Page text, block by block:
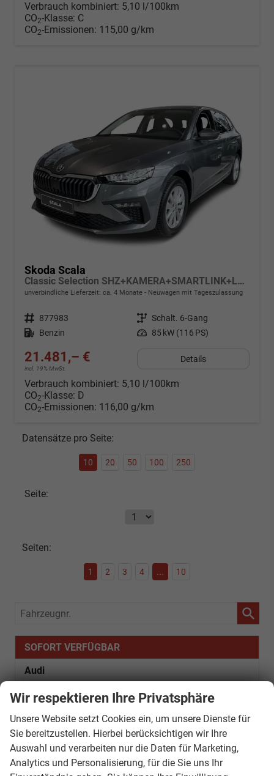
Verbrauch kombiniert: 5,10 l/100km
CO2-Klasse: C
CO2-Emissionen: 115,00 g/km
Skoda Scala
Classic Selection SHZ+KAMERA+SMARTLINK+LED+16" ALU
unverbindliche Lieferzeit: ca. 4 Monate Neuwagen mit Tageszulassung
Fahrzeugnr. 877983 Getriebe Schalt. 6-Gang
Kraftstoff Benzin Leistung 85 kW (116 PS)
21.481,– €
incl. 19% MwSt.
Details
Verbrauch kombiniert: 5,10 l/100km
CO2-Klasse: D
CO2-Emissionen: 116,00 g/km
Datensätze pro Seite:
10 20 50 100 250
Seite:
Seiten:
1 2 3 4 ... 10
Fahrzeugnr.
SOFORT VERFÜGBAR
Audi
Bentley
Citroën
Cupra
Dacia
Wir respektieren Ihre Privatsphäre
Unsere Website setzt Cookies ein, um unsere Dienste für
Sie bereitzustellen. Hierbei berücksichtigen wir Ihre
Auswahl und verarbeiten nur die Daten für Marketing,
Analytics und Personalisierung, für die Sie uns Ihr